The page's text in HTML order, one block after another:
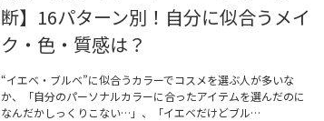
断】16パターン別！自分に似合うメイ
ク・色・質感は？
“イエベ・ブルベ”に似合うカラーでコスメを選ぶ人が多いな
か、「自分のパーソナルカラーに合ったアイテムを選んだのに
なんだかしっくりこない…」、「イエベだけどブル…